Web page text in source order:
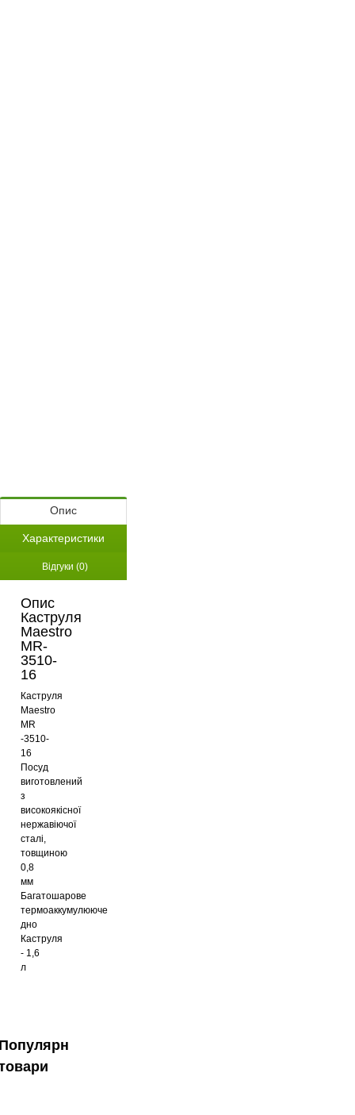
Опис
Характеристики
Відгуки (0)
Опис
Каструля
Maestro
MR-
3510-
16
Каструля
Maestro
MR
-3510-
16
Посуд
виготовлений
з
високоякісної
нержавіючої
сталі,
товщиною
0,8
мм
Багатошарове
термоаккумулююче
дно
Каструля
- 1,6
л